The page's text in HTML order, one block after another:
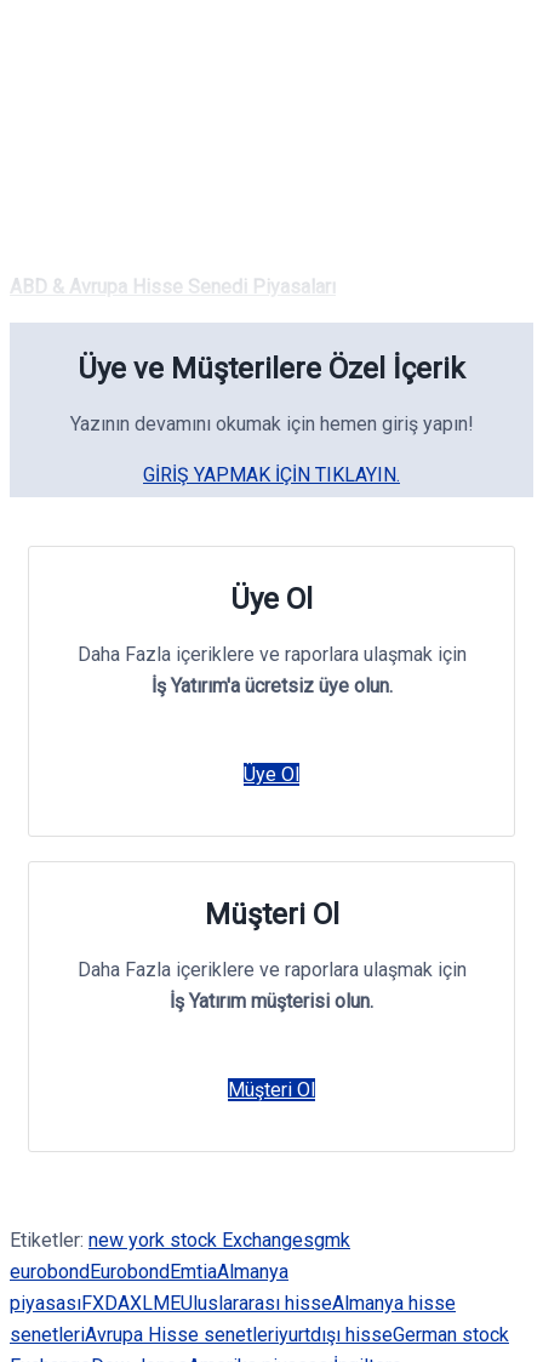
ABD & Avrupa Hisse Senedi Piyasaları
Üye ve Müşterilere Özel İçerik
Yazının devamını okumak için hemen giriş yapın!
GIRIŞ YAPMAK IÇIN TIKLAYIN.
Üye Ol
Daha Fazla içeriklere ve raporlara ulaşmak için
İş Yatırım'a ücretsiz üye olun.
Üye Ol
Müşteri Ol
Daha Fazla içeriklere ve raporlara ulaşmak için
İş Yatırım müşterisi olun.
Müşteri Ol
Etiketler: new york stock Exchangesgmk
eurobondEurobondEmtiaAlmanya
piyasasıFXDAXLMEUluslararası hisseAlmanya hisse
senetleriAvrupa Hisse senetleriyurtdışı hisseGerman stock